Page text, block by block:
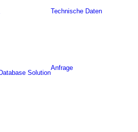
Solution
Technische Daten
Anfrage